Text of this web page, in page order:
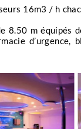
tombants,
jardins de
dans des
et
avec
les plongées
aventure,
16m3 / h
8.50 m équipés
d’urgence,